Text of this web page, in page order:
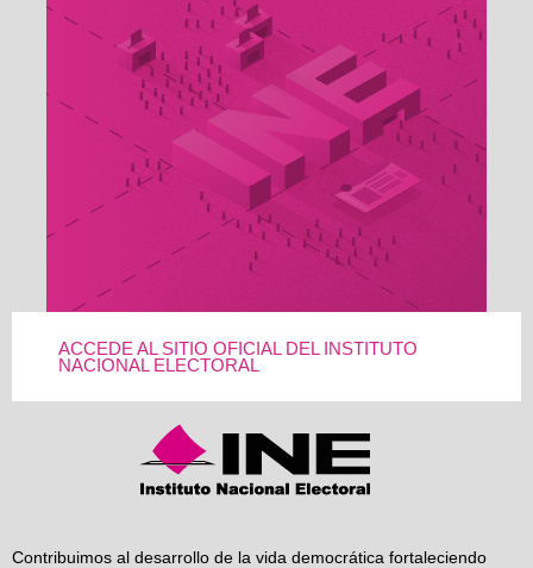
ACCEDE AL SITIO OFICIAL DEL INSTITUTO
NACIONAL ELECTORAL
Contribuimos al desarrollo de la vida democrática fortaleciendo